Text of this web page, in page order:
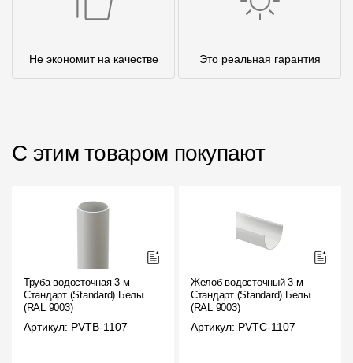
Не экономит на качестве Это реальная гарантия
С этим товаром покупают
Труба водосточная 3 м
Стандарт (Standard) Белый,
(RAL 9003)
Артикул: PVTB-1107
Желоб водосточный 3 м
Стандарт (Standard) Белый,
(RAL 9003)
Артикул: PVTC-1107